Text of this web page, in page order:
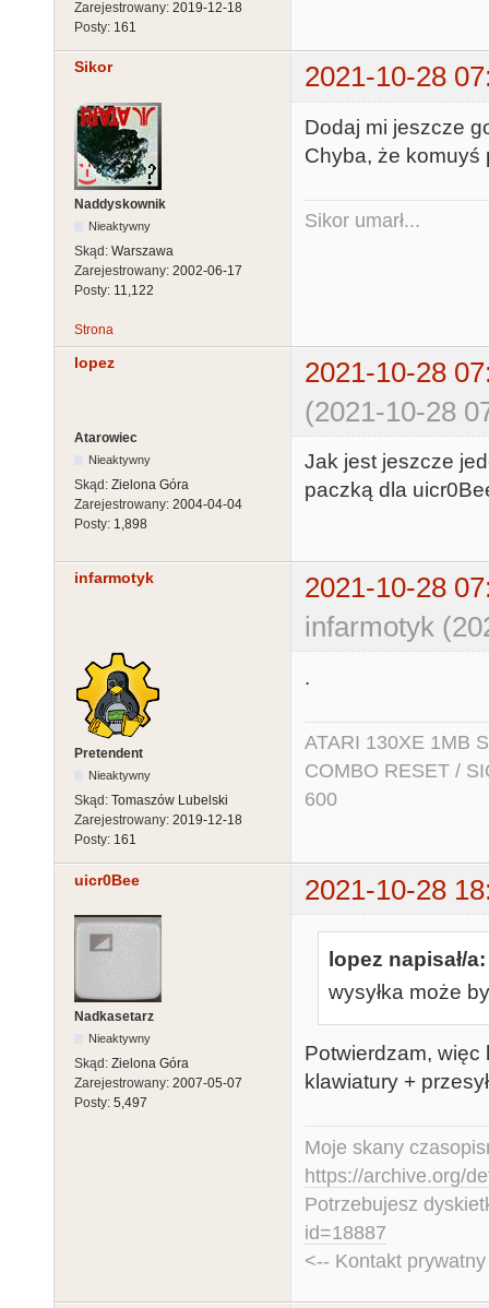
Zarejestrowany: 2019-12-18
Posty: 161
Sikor 2021-10-28
Naddyskownik
Nieaktywny
Skąd: Warszawa
Zarejestrowany: 2002-06-17
Posty: 11,122
Dodaj mi jeszcze
Chyba, że komuyś
Sikor umarł...
Strona
lopez
2021-10-28
(2021-10-28
Atarowiec
Nieaktywny
Skąd: Zielona Góra
Zarejestrowany: 2004-04-04
Posty: 1,898
Jak jest jeszcze
paczką dla
infarmotyk
2021-10-28
infarmotyk
Pretendent
Nieaktywny
Skąd: Tomaszów Lubelski
Zarejestrowany: 2019-12-18
Posty: 161
.
ATARI 130XE 1MB
COMBO RESET /
600
uicr0Bee 2021-10-28
Nadkasetarz
Nieaktywny
Skąd: Zielona Góra
Zarejestrowany: 2007-05-07
Posty: 5,497
lopez napisał/a:
wysyłka może
Potwierdzam, więc
klawiatury +
Moje skany
https://archive.org/
Potrzebujesz
id=18887
<-- Kontakt